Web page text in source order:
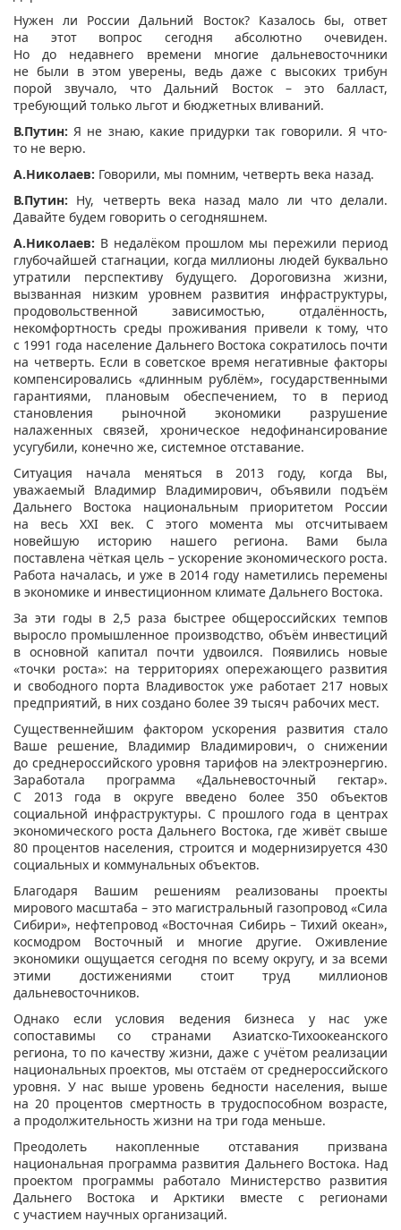
Нужен ли России Дальний Восток? Казалось бы, ответ
на этот вопрос сегодня абсолютно очевиден.
Но до недавнего времени многие дальневосточники
не были в этом уверены, ведь даже с высоких трибун
порой звучало, что Дальний Восток – это балласт,
требующий только льгот и бюджетных вливаний.
В.Путин: Я не знаю, какие придурки так говорили. Я что-
то не верю.
А.Николаев: Говорили, мы помним, четверть века назад.
В.Путин: Ну, четверть века назад мало ли что делали.
Давайте будем говорить о сегодняшнем.
А.Николаев: В недалёком прошлом мы пережили период
глубочайшей стагнации, когда миллионы людей буквально
утратили перспективу будущего. Дороговизна жизни,
вызванная низким уровнем развития инфраструктуры,
продовольственной зависимостью, отдалённость,
некомфортность среды проживания привели к тому, что
с 1991 года население Дальнего Востока сократилось почти
на четверть. Если в советское время негативные факторы
компенсировались «длинным рублём», государственными
гарантиями, плановым обеспечением, то в период
становления рыночной экономики разрушение
налаженных связей, хроническое недофинансирование
усугубили, конечно же, системное отставание.
Ситуация начала меняться в 2013 году, когда Вы,
уважаемый Владимир Владимирович, объявили подъём
Дальнего Востока национальным приоритетом России
на весь XXI век. С этого момента мы отсчитываем
новейшую историю нашего региона. Вами была
поставлена чёткая цель – ускорение экономического роста.
Работа началась, и уже в 2014 году наметились перемены
в экономике и инвестиционном климате Дальнего Востока.
За эти годы в 2,5 раза быстрее общероссийских темпов
выросло промышленное производство, объём инвестиций
в основной капитал почти удвоился. Появились новые
«точки роста»: на территориях опережающего развития
и свободного порта Владивосток уже работает 217 новых
предприятий, в них создано более 39 тысяч рабочих мест.
Существеннейшим фактором ускорения развития стало
Ваше решение, Владимир Владимирович, о снижении
до среднероссийского уровня тарифов на электроэнергию.
Заработала программа «Дальневосточный гектар».
С 2013 года в округе введено более 350 объектов
социальной инфраструктуры. С прошлого года в центрах
экономического роста Дальнего Востока, где живёт свыше
80 процентов населения, строится и модернизируется 430
социальных и коммунальных объектов.
Благодаря Вашим решениям реализованы проекты
мирового масштаба – это магистральный газопровод «Сила
Сибири», нефтепровод «Восточная Сибирь – Тихий океан»,
космодром Восточный и многие другие. Оживление
экономики ощущается сегодня по всему округу, и за всеми
этими достижениями стоит труд миллионов
дальневосточников.
Однако если условия ведения бизнеса у нас уже
сопоставимы со странами Азиатско-Тихоокеанского
региона, то по качеству жизни, даже с учётом реализации
национальных проектов, мы отстаём от среднероссийского
уровня. У нас выше уровень бедности населения, выше
на 20 процентов смертность в трудоспособном возрасте,
а продолжительность жизни на три года меньше.
Преодолеть накопленные отставания призвана
национальная программа развития Дальнего Востока. Над
проектом программы работало Министерство развития
Дальнего Востока и Арктики вместе с регионами
с участием научных организаций.